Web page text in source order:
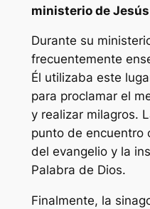
ministerio de Jesús
Durante su
frecuentemente
Él utilizaba este
para proclamar el
y realizar milagros.
punto de encuentro
del evangelio y la
Palabra de Dios.
Finalmente, la